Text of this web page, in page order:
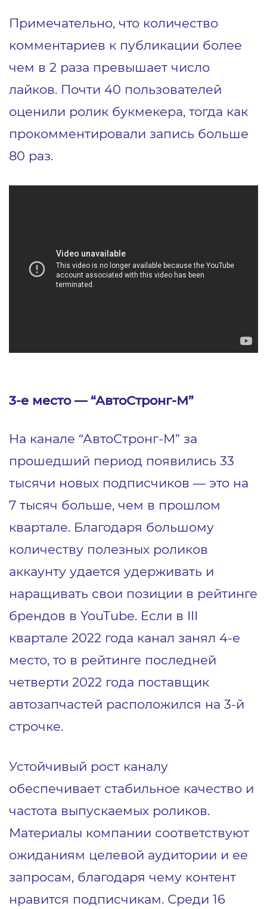
Примечательно, что количество
комментариев к публикации более
чем в 2 раза превышает число
лайков. Почти 40 пользователей
оценили ролик букмекера, тогда как
прокомментировали запись больше
80 раз.
3-е место — “АвтоСтронг-М”
На канале “АвтоСтронг-М” за
прошедший период появились 33
тысячи новых подписчиков — это на
7 тысяч больше, чем в прошлом
квартале. Благодаря большому
количеству полезных роликов
аккаунту удается удерживать и
наращивать свои позиции в рейтинге
брендов в YouTube. Если в III
квартале 2022 года канал занял 4-е
место, то в рейтинге последней
четверти 2022 года поставщик
автозапчастей расположился на 3-й
строчке.
Устойчивый рост каналу
обеспечивает стабильное качество и
частота выпускаемых роликов.
Материалы компании соответствуют
ожиданиям целевой аудитории и ее
запросам, благодаря чему контент
нравится подписчикам. Среди 16